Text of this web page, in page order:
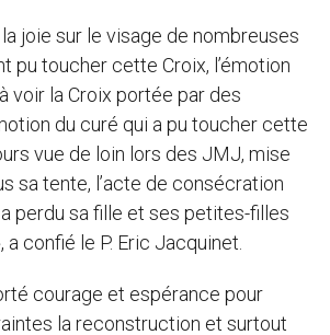
joie sur le visage de nombreuses
pu toucher cette Croix, l’émotion
voir la Croix portée par des
du curé qui a pu toucher cette
vue de loin lors des JMJ, mise
sa tente, l’acte de consécration
perdu sa fille et ses petites-filles
a confié le P. Eric Jacquinet.
courage et espérance pour
la reconstruction et surtout